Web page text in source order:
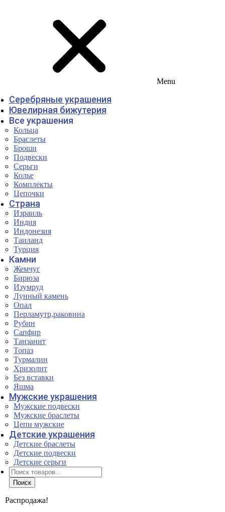
Menu
Серебряные украшения
Ювелирная бижутерия
Все украшения
Кольца
Браслеты
Броши
Подвески
Серьги
Колье
Комплекты
Цепочки
Страна
Израиль
Индия
Индонезия
Таиланд
Турция
Камни
Жемчуг
Бирюза
Изумруд
Лунный камень
Опал
Перламутр,раковина
Рубин
Сапфир
Танзанит
Топаз
Турмалин
Хризолит
Без вставки
Яшма
Мужские украшения
Мужские подвески
Мужские браслеты
Цепи мужские
Детские украшения
Детские браслеты
Детские подвески
Детские серьги
Поиск
товаров
Поиск
Распродажа!